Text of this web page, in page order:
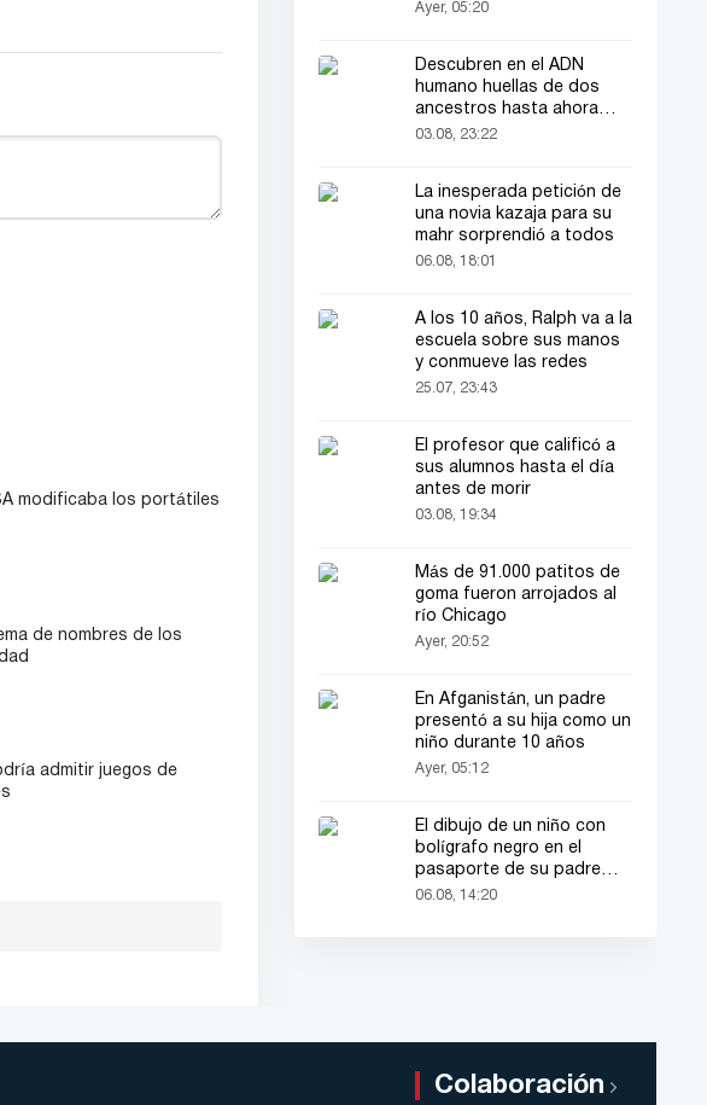
modificaba los portátiles
de nombres de los
admitir juegos de
Ayer, 05:20
Descubren en el ADN
humano huellas de dos
ancestros hasta ahora
desconocidos
03.08, 23:22
La inesperada petición de
una novia kazaja para su
mahr sorprendió a todos
06.08, 18:01
A los 10 años, Ralph va a la
escuela sobre sus manos
y conmueve las redes
25.07, 23:43
El profesor que calificó a
sus alumnos hasta el día
antes de morir
03.08, 19:34
Más de 91.000 patitos de
goma fueron arrojados al
río Chicago
Ayer, 20:52
En Afganistán, un padre
presentó a su hija como un
niño durante 10 años
Ayer, 05:12
El dibujo de un niño con
bolígrafo negro en el
pasaporte de su padre
llamó la atención de todos
06.08, 14:20
Colaboración